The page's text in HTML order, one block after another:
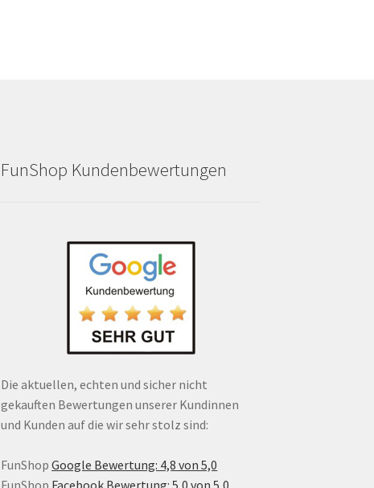
FunShop Kundenbewertungen
Die aktuellen, echten und sicher nicht
gekauften Bewertungen unserer Kundinnen
und Kunden auf die wir sehr stolz sind:
FunShop Google Bewertung: 4,8 von 5,0
FunShop Facebook Bewertung: 5,0 von 5,0